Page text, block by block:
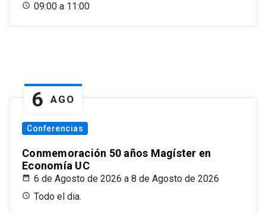
09:00 a 11:00
6 AGO
Conferencias
Conmemoración 50 años Magíster en
Economía UC
6 de Agosto de 2026 a 8 de Agosto de 2026
Todo el dia.